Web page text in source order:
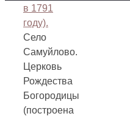
Село
Самуйлово.
Церковь
Рождества
Богородицы
(построена